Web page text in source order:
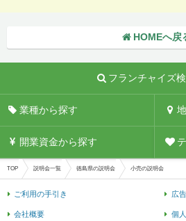
HOMEへ戻
フランチャイズ
業種から探す
開業資金から探す
TOP 説明会一覧 徳島県の説明会 小売の説明会
ご利用の手引き 広
会社概要 個